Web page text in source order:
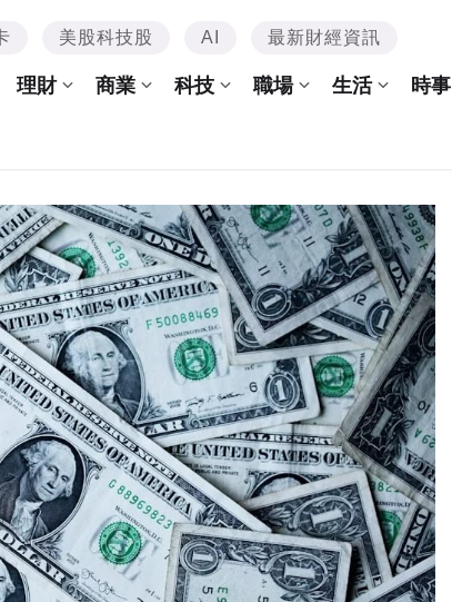
美股科技股 AI 最新財經資訊
理財 商業 科技 職場 生活 時事